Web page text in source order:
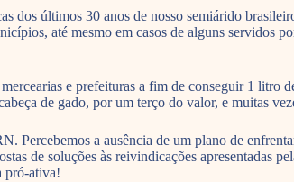
últimos 30 anos de nosso semiárido
até mesmo em casos de alguns servidos
e prefeituras a fim de conseguir 1 litro
de gado, por um terço do valor, e muitas
a ausência de um plano de
de soluções às reivindicações apresentadas
pró-ativa!